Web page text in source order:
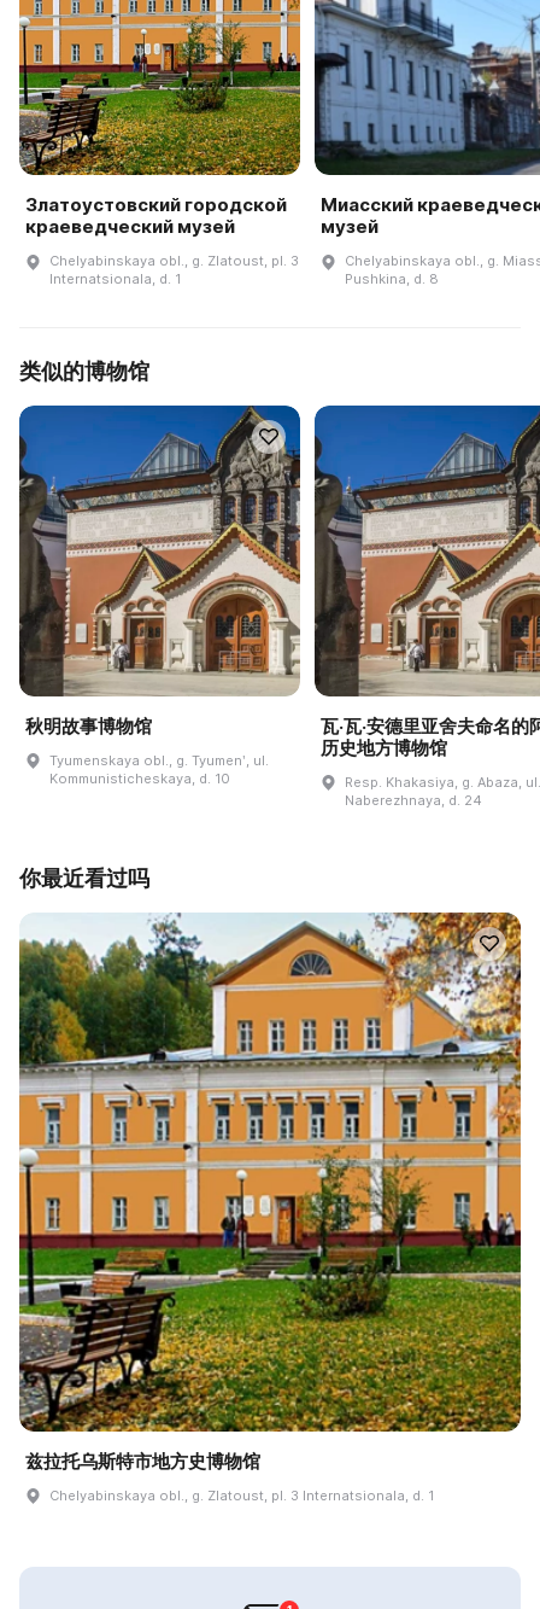
Златоустовский городской
краеведческий музей
Chelyabinskaya obl., g. Zlatoust, pl. 3
Internatsionala, d. 1
Миасский
музей
Chelyabinskaya obl., g.
Pushkina, d. 8
类似的博物馆
秋明故事博物馆
Tyumenskaya obl., g. Tyumenʹ, ul.
Kommunisticheskaya, d. 10
瓦·瓦·安德里亚舍夫命名的
历史地方博物馆
Resp. Khakasiya, g. Abaza, ul.
Naberezhnaya, d. 24
你最近看过吗
兹拉托乌斯特市地方史博物馆
Chelyabinskaya obl., g. Zlatoust, pl. 3 Internatsionala, d. 1